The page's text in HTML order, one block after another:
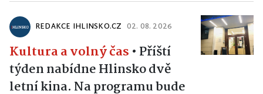
REDAKCE IHLINSKO.CZ 02. 08. 2026
Kultura a volný čas • Příští
týden nabídne Hlinsko dvě
letní kina. Na programu bude